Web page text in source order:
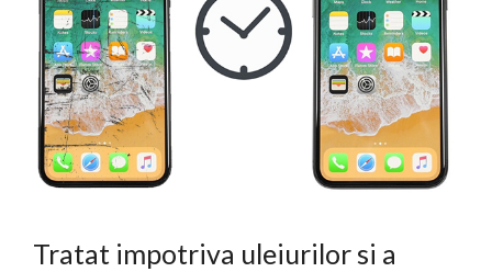
Tratat impotriva uleiurilor si a